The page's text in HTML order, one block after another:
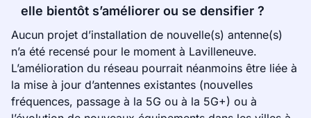
elle bientôt s’améliorer ou se densifier ?
Aucun projet d’installation de nouvelle(s) antenne(s)
n’a été recensé pour le moment à Lavilleneuve.
L’amélioration du réseau pourrait néanmoins être liée à
la mise à jour d’antennes existantes (nouvelles
fréquences, passage à la 5G ou à la 5G+) ou à